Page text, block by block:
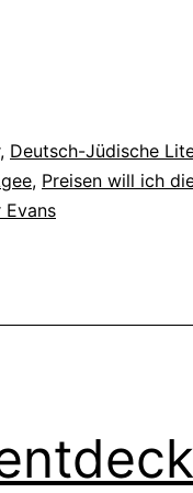
, Deutsch-Jüdische
, Preisen will ich
Evans